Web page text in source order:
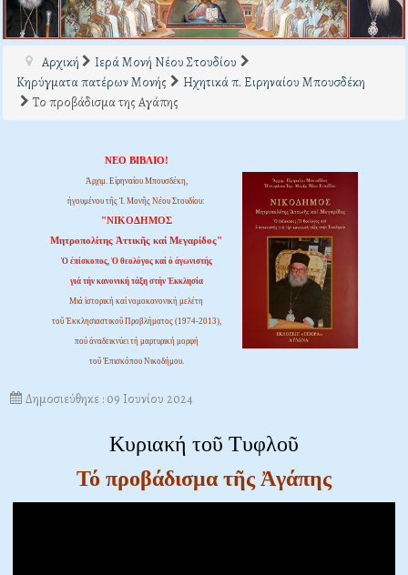
Αρχική
Ιερά Μονή Νέου Στουδίου
Κηρύγματα πατέρων Μονής
Ηχητικά π. Ειρηναίου Μπουσδέκη
Το προβάδισμα της Αγάπης
ΝΕΟ ΒΙΒΛΙΟ!
Ἀρχιμ. Εἰρηναίου Μπουσδέκη,
ἡγουμένου τῆς Ἱ. Μονῆς Νέου Στουδίου:
"ΝΙΚΟΔΗΜΟΣ
Μητροπολίτης Ἀττικῆς καί Μεγαρίδος"
Ὁ ἐπίσκοπος, Ὁ θεολόγος καί ὁ ἀγωνιστής
γιά τήν κανονική τάξη στήν Ἐκκλησία
Μιά ἱστορική καί νομοκανονική μελέτη
τοῦ Ἐκκλησιαστικοῦ Προβλήματος (1974-2013),
πού ἀναδεικνύει τή μαρτυρική μορφή
τοῦ Ἐπισκόπου Νικοδήμου.
Δημοσιεύθηκε : 09 Ιουνίου 2024
Κυριακή τοῦ Τυφλοῦ
Τό προβάδισμα τῆς Ἀγάπης